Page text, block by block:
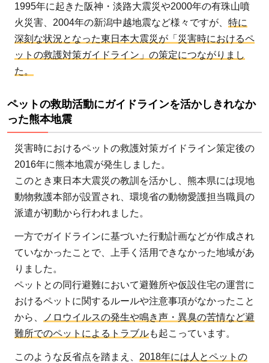
1995年に起きた阪神・淡路大震災や2000年の有珠山噴
火災害、2004年の新潟中越地震など様々ですが、 特に
深刻な状況となった東日本大震災が「災害時におけるペ
ットの救護対策ガイドライン」の策定につながりまし
た。
ペットの救助活動にガイドラインを活かしきれなか
った熊本地震
災害時におけるペットの救護対策ガイドライン策定後の
2016年に熊本地震が発生しました。
このとき東日本大震災の教訓を活かし、熊本県には現地
動物救護本部が設置され、環境省の動物愛護担当職員の
派遣が初動から行われました。
一方でガイドラインに基づいた行動計画などが作成され
ていなかったことで、上手く活用できなかった地域があ
りました。
ペットとの同行避難において避難所や仮設住宅の運営に
おけるペットに関するルールや注意事項がなかったこと
から、
ノロウイルスの発生や鳴き声・異臭の苦情など避
難所でのペットによるトラブルも起こっています。
このような反省点を踏まえ、 2018年には人とペットの